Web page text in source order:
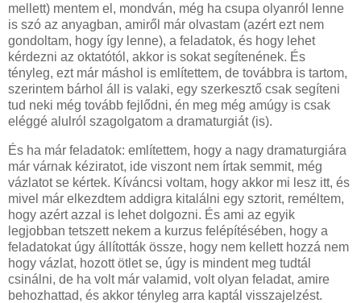
mellett) mentem el, mondván, még ha csupa olyanról lenne
is szó az anyagban, amiről már olvastam (azért ezt nem
gondoltam, hogy így lenne), a feladatok, és hogy lehet
kérdezni az oktatótól, akkor is sokat segítenének. És
tényleg, ezt már máshol is említettem, de továbbra is tartom,
szerintem bárhol áll is valaki, egy szerkesztő csak segíteni
tud neki még tovább fejlődni, én meg még amúgy is csak
eléggé alulról szagolgatom a dramaturgiát (is).
És ha már feladatok: említettem, hogy a nagy dramaturgiára
már várnak kéziratot, ide viszont nem írtak semmit, még
vázlatot se kértek. Kíváncsi voltam, hogy akkor mi lesz itt, és
mivel már elkezdtem addigra kitalálni egy sztorit, reméltem,
hogy azért azzal is lehet dolgozni. És ami az egyik
legjobban tetszett nekem a kurzus felépítésében, hogy a
feladatokat úgy állították össze, hogy nem kellett hozzá nem
hogy vázlat, hozott ötlet se, úgy is mindent meg tudtál
csinálni, de ha volt már valamid, volt olyan feladat, amire
behozhattad, és akkor tényleg arra kaptál visszajelzést.